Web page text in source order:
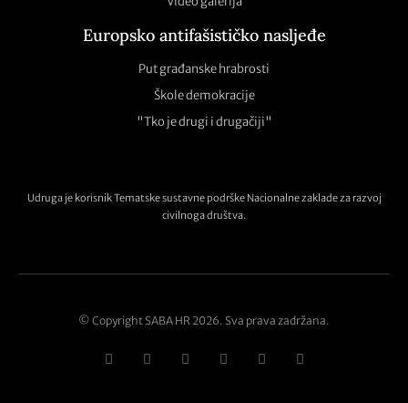
Europsko antifašističko nasljeđe
Put građanske hrabrosti
Škole demokracije
"Tko je drugi i drugačiji"
Udruga je korisnik Tematske sustavne podrške Nacionalne zaklade za razvoj
civilnoga društva.
© Copyright SABA HR 2026. Sva prava zadržana.